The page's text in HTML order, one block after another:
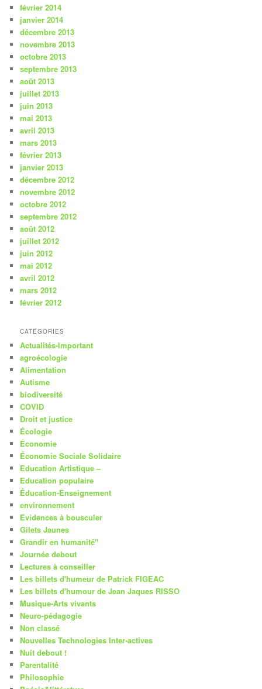
février 2014
janvier 2014
décembre 2013
novembre 2013
octobre 2013
septembre 2013
août 2013
juillet 2013
juin 2013
mai 2013
avril 2013
mars 2013
février 2013
janvier 2013
décembre 2012
novembre 2012
octobre 2012
septembre 2012
août 2012
juillet 2012
juin 2012
mai 2012
avril 2012
mars 2012
février 2012
CATÉGORIES
Actualités-Important
agroécologie
Alimentation
Autisme
biodiversité
COVID
Droit et justice
Écologie
Économie
Économie Sociale Solidaire
Education Artistique –
Education populaire
Éducation-Enseignement
environnement
Evidences à bousculer
Gilets Jaunes
Grandir en humanité"
Journée debout
Lectures à conseiller
Les billets d'humeur de Patrick FIGEAC
Les billets d'humour de Jean Jaques RISSO
Musique-Arts vivants
Neuro-pédagogie
Non classé
Nouvelles Technologies Inter-actives
Nuit debout !
Parentalité
Philosophie